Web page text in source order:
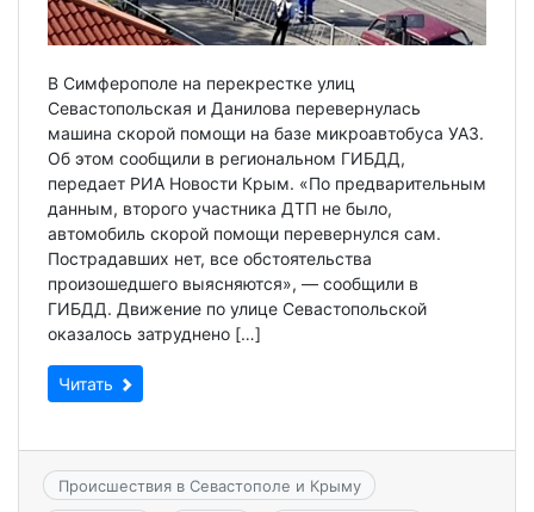
В Симферополе на перекрестке улиц
Севастопольская и Данилова перевернулась
машина скорой помощи на базе микроавтобуса УАЗ.
Об этом сообщили в региональном ГИБДД,
передает РИА Новости Крым. «По предварительным
данным, второго участника ДТП не было,
автомобиль скорой помощи перевернулся сам.
Пострадавших нет, все обстоятельства
произошедшего выясняются», — сообщили в
ГИБДД. Движение по улице Севастопольской
оказалось затруднено […]
Читать
Происшествия в Севастополе и Крыму